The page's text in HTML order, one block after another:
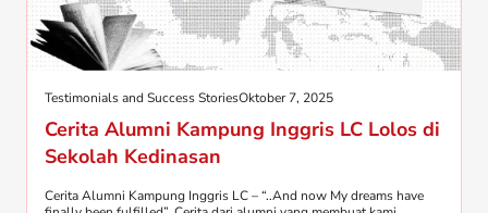
Testimonials and Success StoriesOktober 7, 2025
Cerita Alumni Kampung Inggris LC Lolos di
Sekolah Kedinasan
Cerita Alumni Kampung Inggris LC – “..And now My dreams have